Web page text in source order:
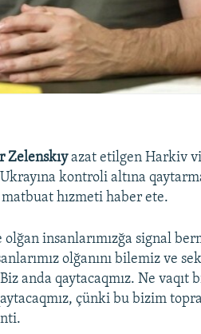
Zelenskıyazat etilgen Harkiv
Ukrayına kontroli altına
matbuat hızmeti haber ete.
insanlarımızğa signal
olğanını bilemiz ve
anda qaytacaqmız. Ne vaqıt
çünki bu bizim